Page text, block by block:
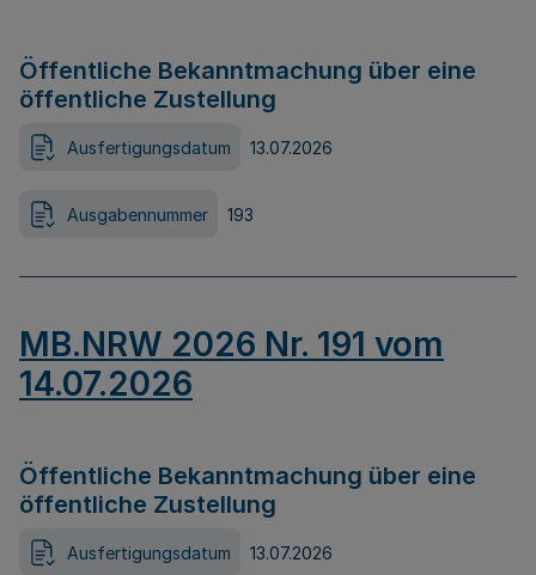
Öffentliche Bekanntmachung über eine
öffentliche Zustellung
Ausfertigungsdatum 13.07.2026
Ausgabennummer 193
MB.NRW 2026 Nr. 191 vom
14.07.2026
Öffentliche Bekanntmachung über eine
öffentliche Zustellung
Ausfertigungsdatum 13.07.2026